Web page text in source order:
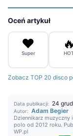
Oceń artykuł
❤️
Super
🔥
Zobacz TOP 20 disco
Data publikacji: 24
Autor: Adam Begier
Dziennikarz
polo od 2012 roku.
WP.pl